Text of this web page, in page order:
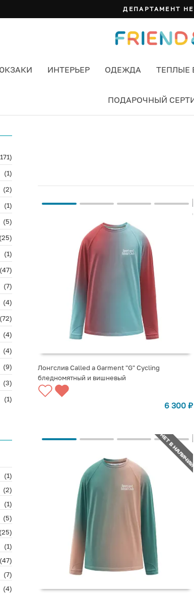
ДЕПАРТАМЕНТ
ИНТЕРЬЕР ОДЕЖДА ТЕПЛЫЕ
ПОДАРОЧНЫЙ
Лонгслив Called a Garment "G" Cycling
бледномятный и вишневый
6 300 ₽
НЕТ В НАЛИЧИИ
(1)
(2)
(1)
(5)
(25)
(1)
(47)
(7)
(4)
(72)
(4)
(4)
(9)
(3)
(1)
(1)
(2)
(1)
(5)
(25)
(1)
(47)
(7)
(4)